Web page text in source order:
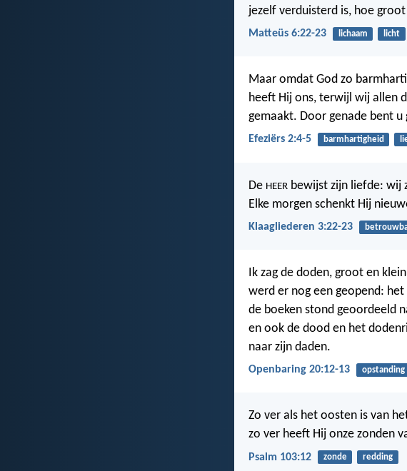
jezelf verduisterd is, hoe
Matteüs 6:22-23 lichaam licht
Maar omdat God zo
heeft Hij ons, terwijl wij allen
gemaakt. Door genade bent u
Efeziërs 2:4-5 barmhartigheid
De HEER bewijst zijn liefde: wij
Elke morgen schenkt Hij
Klaagliederen 3:22-23
Ik zag de doden, groot en
werd er nog een geopend:
de boeken stond geoordeeld
en ook de dood en het
naar zijn daden.
Openbaring 20:12-13 opstanding
Zo ver als het oosten is van
zo ver heeft Hij onze zonden
Psalm 103:12 zonde redding